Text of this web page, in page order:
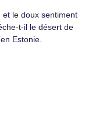
et le doux sentiment
t-il le désert de
Estonie.